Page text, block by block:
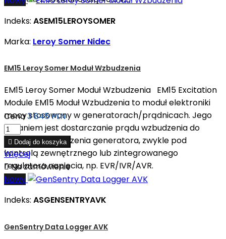
Indeks: ASEM15LEROYSOMER
Marka: Leroy Somer Nidec
EM15 Leroy Somer Moduł Wzbudzenia
EM15 Leroy Somer Moduł Wzbudzenia EM15 Excitation
Module EM15 Moduł Wzbudzenia to moduł elektroniki
mocy stosowany w generatorach/prądnicach. Jego
zadaniem jest dostarczanie prądu wzbudzenia do
uzwojenia wzbudzenia generatora, zwykle pod
kontrolą zewnętrznego lub zintegrowanego
regulatora napięcia, np. EVR/IVR/AVR.
Cena3 845 PLN
 Dodaj do koszyka
Więcej
Na zamówienie
Nowy
Indeks: ASGENSENTRYAVK
GenSentry Data Logger AVK